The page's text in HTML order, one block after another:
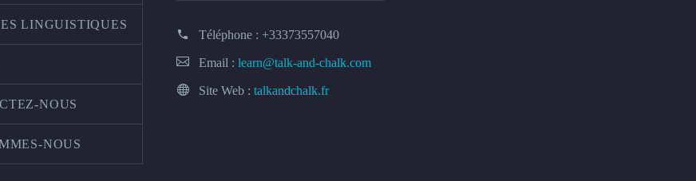
LINGUISTIQUES
NOUS
NOUS
Téléphone : +33373557040
Email : learn@talk-and-chalk.com
Site Web : talkandchalk.fr